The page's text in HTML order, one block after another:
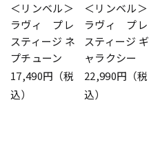
＜リンベル＞
ラヴィ プレ
スティージ ネ
プチューン
17,490円（税
込）
＜リンベル＞
ラヴィ プレ
スティージ ギ
ャラクシー
22,990円（税
込）